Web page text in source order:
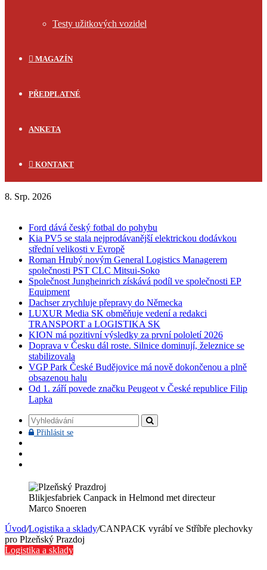
Testy užitkových vozidel
MAGAZÍN
PŘEDPLATNÉ
ANKETA
KONTAKT
8. Srp. 2026
Ford dává český fotbal do pohybu
Kia PV5 se stala nejprodávanější elektrickou dodávkou
střední velikosti v Evropě
Roman Hrubý novým General Logistics Managerem
společnosti PST CLC Mitsui-Soko
Společnost Jungheinrich získává podíl ve společnosti EP
Equipment
Dachser zrychluje přepravy do Německa
LUXUR Media SK obměňuje vedení a redakci
TRANSPORT a LOGISTIKA SK
KION má pozitivní výsledky za první pololetí 2026
Doprava v Česku dál roste. Silnice dominují, železnice se
stabilizovala
VGP Park České Budějovice má nově dokončenou a plně
obsazenou halu
Od 1. září povede značku Peugeot v České republice Filip
Lapka
Vyhledávání
Přihlásit sePřihlásit
Blikjesfabriek Canpack in Helmond met directeur
Marco Snoeren
Úvod/Logistika a sklady/CANPACK vyrábí ve Stříbře plechovky
pro Plzeňský Prazdoj
Logistika a sklady